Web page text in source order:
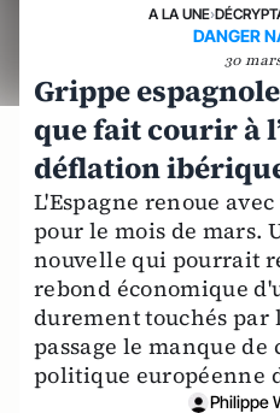
A LA UNE›
DANGER
30
Grippe
que fait courir à
déflation
L'Espagne renoue
pour le mois de mars.
nouvelle qui pourrait
rebond économique
durement touchés par
passage le manque
politique européenne
Philippe